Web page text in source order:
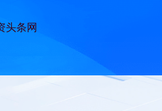
头条网